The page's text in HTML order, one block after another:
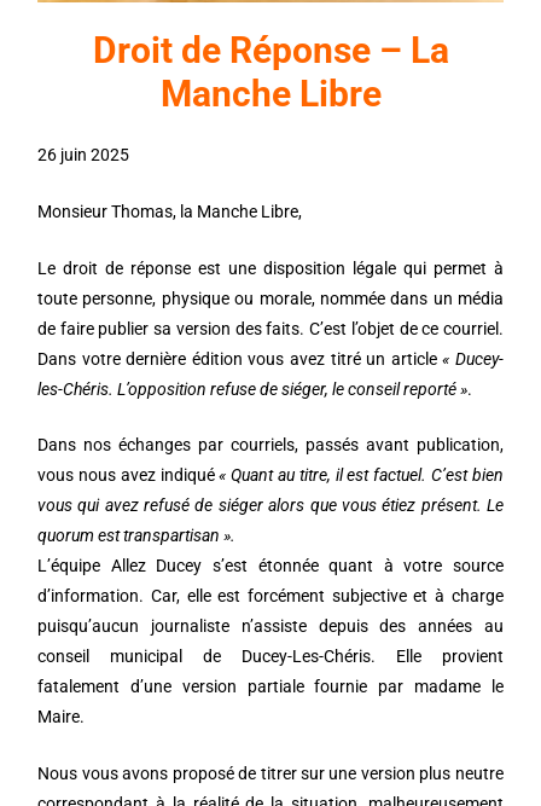
Droit de Réponse – La
Manche Libre
26 juin 2025
Monsieur Thomas, la Manche Libre,
Le droit de réponse est une disposition légale qui permet à
toute personne, physique ou morale, nommée dans un média
de faire publier sa version des faits. C’est l’objet de ce courriel.
Dans votre dernière édition vous avez titré un article« Ducey-
les-Chéris. L’opposition refuse de siéger, le conseil reporté ».
Dans nos échanges par courriels, passés avant publication,
vous nous avez indiqué«Quant au titre, il est factuel. C’est bien
vous qui avez refusé de siéger alors que vous étiez présent. Le
quorum est transpartisan ».
L’équipe Allez Ducey s’est étonnée quant à votre source
d’information. Car, elle est forcément subjective et à charge
puisqu’aucun journaliste n’assiste depuis des années au
conseil municipal de Ducey-Les-Chéris. Elle provient
fatalement d’une version partiale fournie par madame le
Maire.
Nous vous avons proposé de titrer sur une version plus neutre